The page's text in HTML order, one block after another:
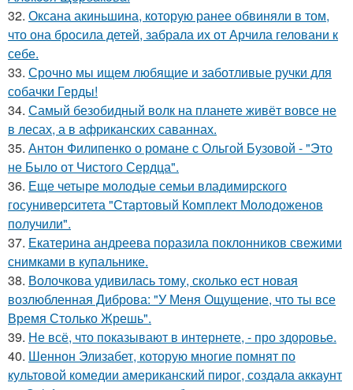
32. Оксана акиньшина, которую ранее обвиняли в том,
что она бросила детей, забрала их от Арчила геловани к
себе.
33. Срочно мы ищем любящие и заботливые ручки для
собачки Герды!
34. Самый безобидный волк на планете живёт вовсе не
в лесах, а в африканских саваннах.
35. Антон Филипенко о романе с Ольгой Бузовой - "Это
не Было от Чистого Сердца".
36. Еще четыре молодые семьи владимирского
госуниверситета "Стартовый Комплект Молодоженов
получили".
37. Екатерина андреева поразила поклонников свежими
снимками в купальнике.
38. Волочкова удивилась тому, сколько ест новая
возлюбленная Диброва: "У Меня Ощущение, что ты все
Время Столько Жрешь".
39. Не всё, что показывают в интернете, - про здоровье.
40. Шеннон Элизабет, которую многие помнят по
культовой комедии американский пирог, создала аккаунт